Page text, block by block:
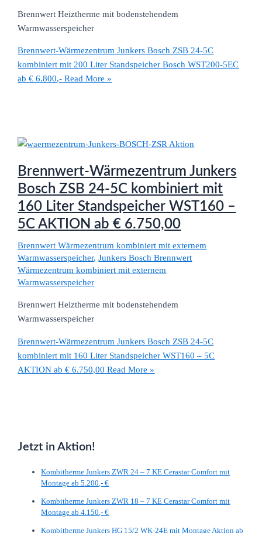
Brennwert Heiztherme mit bodenstehendem
Warmwasserspeicher
Brennwert-Wärmezentrum Junkers Bosch ZSB 24-5C
kombiniert mit 200 Liter Standspeicher Bosch WST200-5EC
ab € 6.800,- Read More »
Brennwert-Wärmezentrum Junkers
Bosch ZSB 24-5C kombiniert mit
160 Liter Standspeicher WST160 –
5C AKTION ab € 6.750,00
Brennwert Wärmezentrum kombiniert mit externem
Warmwasserspeicher,Junkers Bosch Brennwert
Wärmezentrum kombiniert mit externem
Warmwasserspeicher
Brennwert Heiztherme mit bodenstehendem
Warmwasserspeicher
Brennwert-Wärmezentrum Junkers Bosch ZSB 24-5C
kombiniert mit 160 Liter Standspeicher WST160 – 5C
AKTION ab € 6.750,00 Read More »
Jetzt in Aktion!
Kombitherme Junkers ZWR 24 – 7 KE Cerastar Comfort mit
Montage ab 5.200,- €
Kombitherme Junkers ZWR 18 – 7 KE Cerastar Comfort mit
Montage ab 4.150,- €
Kombitherme Junkers HG 15/2 WK-24E mit Montage Aktion ab